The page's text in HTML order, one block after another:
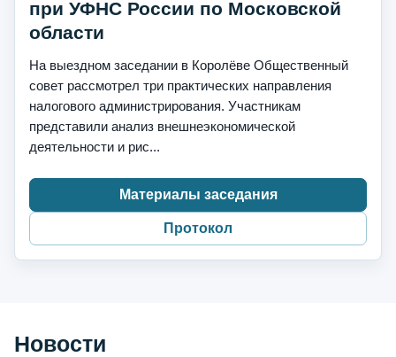
при УФНС России по Московской
области
На выездном заседании в Королёве Общественный
совет рассмотрел три практических направления
налогового администрирования. Участникам
представили анализ внешнеэкономической
деятельности и рис...
Материалы заседания
Протокол
Новости